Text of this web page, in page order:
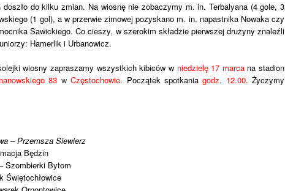
doszło do kilku zmian. Na wiosnę nie zobaczymy m. in. Terbalyana (4 gole, 3
(1 gol), a w przerwie zimowej pozyskano m. in. napastnika Nowaka czy
Sawickiego. Co cieszy, w szerokim składzie pierwszej drużyny znaleźli
Hamerlik i Urbanowicz.
wiosny zapraszamy wszystkich kibiców w niedzielę 17 marcana stadion
83 wCzęstochowie. Początek spotkaniagodz. 12.00. Życzymy
–Przemsza Siewierz
Będzin
Szombierki Bytom
Świętochłowice